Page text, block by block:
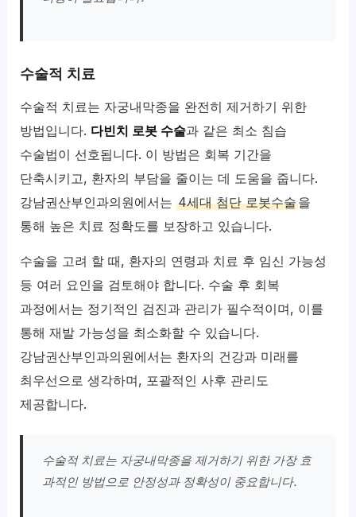
수술적 치료
수술적 치료는 자궁내막종을 완전히 제거하기 위한
방법입니다. 다빈치 로봇 수술과 같은 최소 침습
수술법이 선호됩니다. 이 방법은 회복 기간을
단축시키고, 환자의 부담을 줄이는 데 도움을 줍니다.
강남권산부인과의원에서는4세대 첨단 로봇수술을
통해 높은 치료 정확도를 보장하고 있습니다.
수술을 고려 할 때, 환자의 연령과 치료 후 임신 가능성
등 여러 요인을 검토해야 합니다. 수술 후 회복
과정에서는 정기적인 검진과 관리가 필수적이며, 이를
통해 재발 가능성을 최소화할 수 있습니다.
강남권산부인과의원에서는 환자의 건강과 미래를
최우선으로 생각하며, 포괄적인 사후 관리도
제공합니다.
수술적 치료는 자궁내막종을 제거하기 위한 가장 효
과적인 방법으로 안정성과 정확성이 중요합니다.